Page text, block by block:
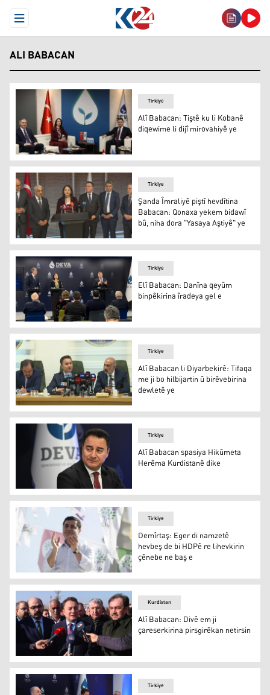
Open Menu
ALI BABACAN
Alî Babacan: Tiştê ku li Kobanê diqewime li dijî
Tirkiye
Alî Babacan: Tiştê ku li Kobanê
diqewime li dijî mirovahiyê ye
Şanda Îmraliyê piştî hevdîtina Babacan: Qonaxa yekem
Tirkiye
Şanda Îmraliyê piştî hevdîtina
Babacan: Qonaxa yekem bidawî
bû, niha dora "Yasaya Aştiyê" ye
Elî Babacan: Danîna qeyûm binpêkirina îradeya gel e
Tirkiye
Elî Babacan: Danîna qeyûm
binpêkirina îradeya gel e
Alî Babacan li Diyarbekirê: Tifaqa me ji bo hilbijartin û
Tirkiye
Alî Babacan li Diyarbekirê: Tifaqa
me ji bo hilbijartin û birêvebirina
dewletê ye
Alî Babacan spasiya Hikûmeta Herêma Kurdistanê dike
Tirkiye
Alî Babacan spasiya Hikûmeta
Herêma Kurdistanê dike
Demîrtaş: Eger di namzetê hevbeş de bi HDPê re
Tirkiye
Demîrtaş: Eger di namzetê
hevbeş de bi HDPê re lihevkirin
çênebe ne baş e
Alî Babacan: Divê em ji çareserkirina pirsgirêkan
Kurdistan
Alî Babacan: Divê em ji
çareserkirina pirsgirêkan netirsin
Tirkiye